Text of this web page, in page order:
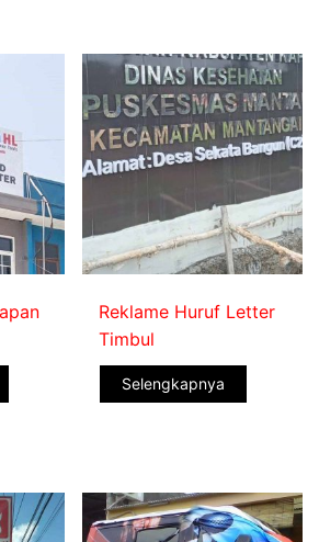
Reklame Huruf Letter
Timbul
Selengkapnya